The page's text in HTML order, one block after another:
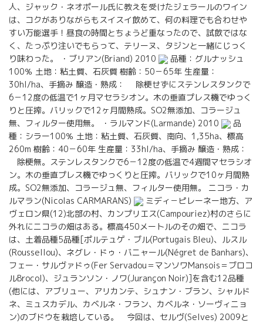
人、ジャック・ネオポール氏に教えを受けたジェラールのワイン
は、コクがありながらもスイスイ飲めて、何の料理でも合わせや
すい万能選手！昼食の時間とちょうど重なったので、試飲ではな
く、たっぷり注いでもらって、テリーヌ、タジンと一緒にじっく
り味わった。 ・ブリアン(Briand) 2010
品種：グルナッシュ
100％ 土地：粘土質、石灰質 樹齢：50－65年 生産量：
30hl/ha、手摘み 醸造・熟成： 除梗せずにステンレスタンクで
6－12度の低温で1ヶ月マセラシオン。木の垂直プレス機でゆっく
りと圧搾。バリックで12ヶ月間熟成。SO2無添加、コラージュ
無、フィルター使用無。 ・ラルマンド(Larmande) 2010
品
種：シラー100％ 土地：粘土質、石灰質、南向、1,35ha、標高
260m 樹齢：40－60年 生産量：33hl/ha、手摘み 醸造・熟成：
除梗無。ステンレスタンクで6－12度の低温で4週間マセラシオ
ン。木の垂直プレス機でゆっくりと圧搾。バリックで10ヶ月間熟
成。SO2無添加、コラージュ無、フィルター使用無。 ニコラ・カ
ルマラン(Nicolas CARMARANS)
ミディ－ピレーネー地方、ア
ヴェロン県(12)北部の村、カンプリエス(Campouriez)村のさらに
外れにニコラの畑はある。標高450メートルのその畑で、ニコラ
は、土着品種5品種[ポルテュゲ・ブル(Portugais Bleu)、ルスル
(Roussellou)、ネグレ・ドゥ・バニャール(Négret de Banhars)、
フェー・サルヴァドゥ(Fer Servadou＝マンソワMansois＝ブロコ
ルBrocol)、ジュランソン・ノワ(Jurançon Noir)]を含む12品種
(他には、アブリュー、アリカンテ、シュナン・ブラン、シャルド
ネ、ミュスカデル、カベルネ・フラン、カベルネ・ソーヴィニョ
ン)のブドウを栽培している。 今回は、セルヴ(Selves) 2009と